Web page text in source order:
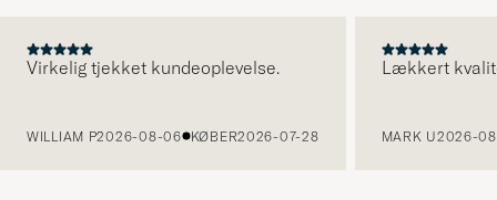
Virkelig tjekket kundeoplevelse.
WILLIAM P2026-08-06 KØBER2026-07-28
Lækkert
MARK U2026-